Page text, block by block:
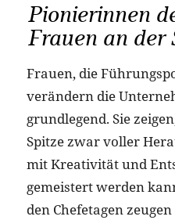
Pionierinnen
Frauen an der
Frauen, die
verändern die
grundlegend. Sie
Spitze zwar voller
mit Kreativität und
gemeistert werden
den Chefetagen